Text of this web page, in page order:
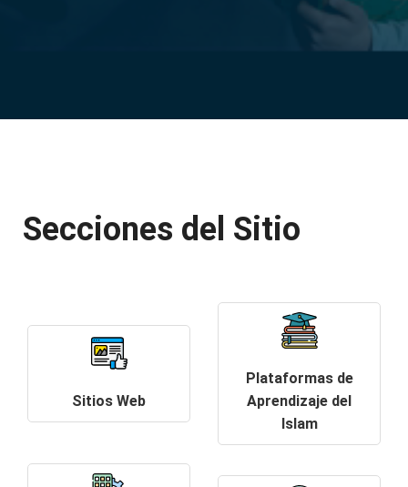
Secciones del Sitio
Sitios Web
Plataformas de
Aprendizaje del
Islam